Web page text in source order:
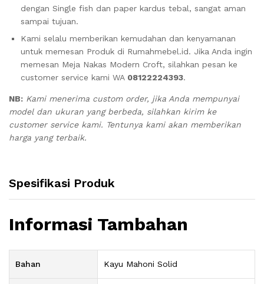
dengan Single fish dan paper kardus tebal, sangat aman
sampai tujuan.
Kami selalu memberikan kemudahan dan kenyamanan
untuk memesan Produk di Rumahmebel.id. Jika Anda ingin
memesan Meja Nakas Modern Croft, silahkan pesan ke
customer service kami WA 08122224393.
NB: Kami menerima custom order, jika Anda mempunyai
model dan ukuran yang berbeda, silahkan kirim ke
customer service kami. Tentunya kami akan memberikan
harga yang terbaik.
Spesifikasi Produk
Informasi Tambahan
Bahan Kayu Mahoni Solid